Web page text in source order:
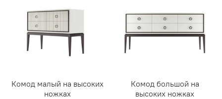
Комод малый на высоких
ножках
Комод большой на
высоких ножках